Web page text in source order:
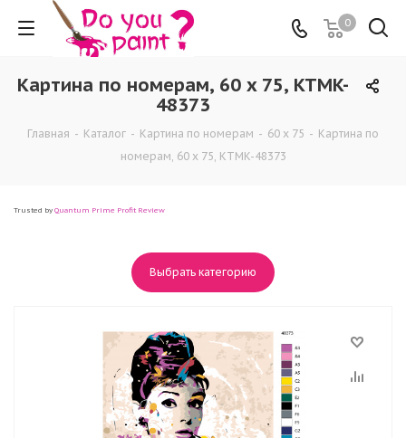
0
Картина по номерам, 60 x 75, KTMK-
48373
Главная - Каталог - Картина по номерам - 60 x 75 - Картина по
номерам, 60 x 75, KTMK-48373
Trusted by Quantum Prime Profit Review
Выбрать категорию